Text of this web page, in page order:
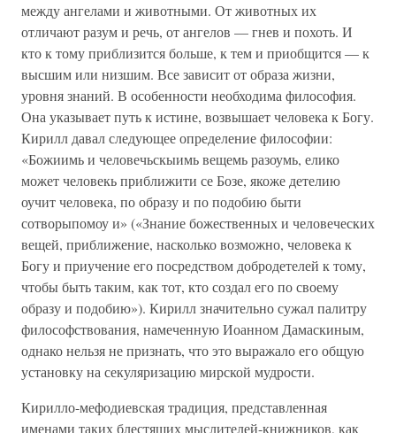
между ангелами и животными. От животных их
отличают разум и речь, от ангелов — гнев и похоть. И
кто к тому приблизится больше, к тем и приобщится — к
высшим или низшим. Все зависит от образа жизни,
уровня знаний. В особенности необходима философия.
Она указывает путь к истине, возвышает человека к Богу.
Кирилл давал следующее определение философии:
«Божиимь и человечьскыимь вещемь разоумь, елико
может человекь приближити се Бозе, якоже детелию
оучит человека, по образу и по подобию быти
сотворыпомоу и» («Знание божественных и человеческих
вещей, приближение, насколько возможно, человека к
Богу и приучение его посредством добродетелей к тому,
чтобы быть таким, как тот, кто создал его по своему
образу и подобию»). Кирилл значительно сужал палитру
философствования, намеченную Иоанном Дамаскиным,
однако нельзя не признать, что это выражало его общую
установку на секуляризацию мирской мудрости.
Кирилло-мефодиевская традиция, представленная
именами таких блестящих мыслителей-книжников, как